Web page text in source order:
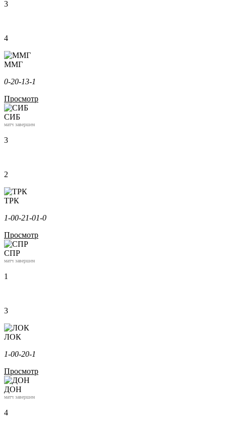
3
4
ММГ
0-20-13-1
Просмотр
СИБ
матч завершен
3
2
ТРК
1-00-21-01-0
Просмотр
СПР
матч завершен
1
3
ЛОК
1-00-20-1
Просмотр
ДОН
матч завершен
4